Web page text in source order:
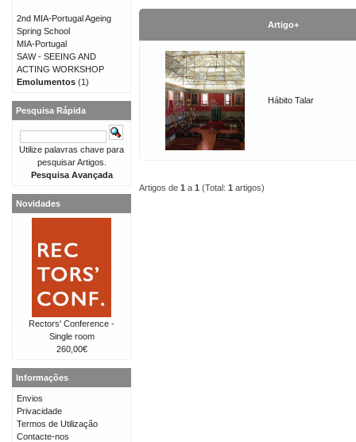
Artigo+
Hábito Talar
Artigos de 1 a 1 (Total: 1 artigos)
2nd MIA-Portugal Ageing
Spring School
MIA-Portugal
SAW - SEEING AND
ACTING WORKSHOP
Emolumentos (1)
Pesquisa Rápida
Utilize palavras chave para
pesquisar Artigos.
Pesquisa Avançada
Novidades
Rectors' Conference -
Single room
260,00€
Informações
Envios
Privacidade
Termos de Utilização
Contacte-nos